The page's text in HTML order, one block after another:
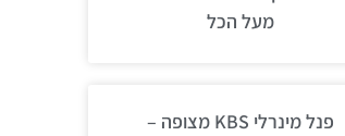
מעל הכל
פנל מינרלי KBS מצופה –